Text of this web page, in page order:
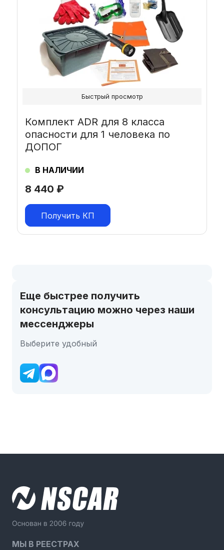
8 440 ₽
Комплект ADR для 8 класса
опасности для 1 человека по
ДОПОГ
В НАЛИЧИИ
Получить КП
Быстрый просмотр
Еще быстрее получить
консультацию можно через наши
мессенджеры
Выберите удобный
МЫ В РЕЕСТРАХ